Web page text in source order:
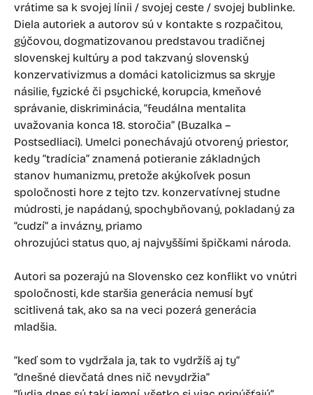
vrátime sa k svojej línii / svojej ceste / svojej bublinke.
Diela autoriek a autorov sú v kontakte s rozpačitou,
gýčovou, dogmatizovanou predstavou tradičnej
slovenskej kultúry a pod takzvaný slovenský
konzervativizmus a domáci katolicizmus sa skryje
násilie, fyzické či psychické, korupcia, kmeňové
správanie, diskriminácia, “feudálna mentalita
uvažovania konca 18. storočia” (Buzalka –
Postsedliaci). Umelci ponechávajú otvorený priestor,
kedy “tradícia” znamená potieranie základných
stanov humanizmu, pretože akýkoľvek posun
spoločnosti hore z tejto tzv. konzervatívnej studne
múdrosti, je napádaný, spochybňovaný, pokladaný za
“cudzí” a invázny, priamo
ohrozujúci status quo, aj najvyššími špičkami národa.
Autori sa pozerajú na Slovensko cez konflikt vo vnútri
spoločnosti, kde staršia generácia nemusí byť
scitlivená tak, ako sa na veci pozerá generácia
mladšia.
“keď som to vydržala ja, tak to vydržíš aj ty”
“dnešné dievčatá dnes nič nevydržia”